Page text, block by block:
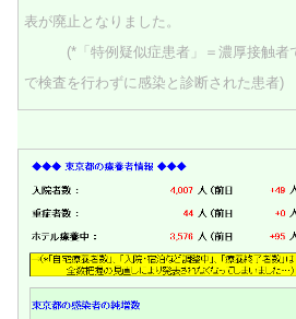
表が廃止となりました。
(*「特例疑似症患者」＝濃厚接触者
で検査を行わずに感染と診断された患者)